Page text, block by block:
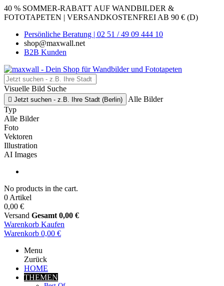
40 % SOMMER-RABATT AUF WANDBILDER &
FOTOTAPETEN | VERSANDKOSTENFREI AB 90 € (D)
Persönliche Beratung | 02 51 / 49 09 444 10
shop@maxwall.net
B2B Kunden
Visuelle Bild Suche
 Jetzt suchen - z.B. Ihre Stadt (Berlin)
Alle Bilder
Typ
Alle Bilder
Foto
Vektoren
Illustration
AI Images
No products in the cart.
0 Artikel
0,00 €
Versand Gesamt 0,00 €
Warenkorb Kaufen
Warenkorb 0,00 €
Menu
Zurück
HOME
THEMEN